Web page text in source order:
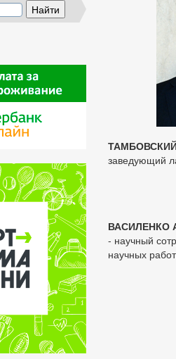
ТАМБОВСКИЙ
заведующий
ВАСИЛЕНКО
- научный
научных